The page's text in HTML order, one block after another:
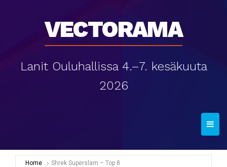
Vectorama
Lanit Ouluhallissa 4.–7. kesäkuuta
2026
T
o
g
Home Shrek Superslam – Top 8